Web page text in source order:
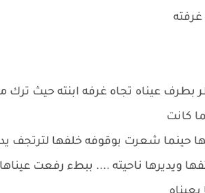
بطرف عيناه تجاه غرفه ابنته حيث ترك
كانت
حينما شعرت بوقوفه خلفها لترتجف
ويديرها ناحيته .... ببطء رفعت عيناها